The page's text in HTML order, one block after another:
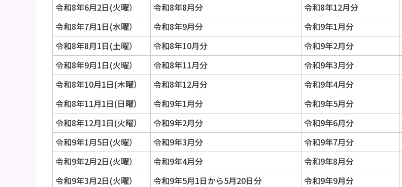
令和8年6月2日(火曜）
令和8年8月分 令和8年12月分
令和8年7月1日(水曜）
令和8年9月分 令和9年1月分
令和8年8月1日(土曜）
令和8年10月分 令和9年2月分
令和8年9月1日(火曜）
令和8年11月分 令和9年3月分
令和8年10月1日(木曜）
令和8年12月分 令和9年4月分
令和8年11月1日(日曜）
令和9年1月分 令和9年5月分
令和8年12月1日(火曜）
令和9年2月分 令和9年6月分
令和9年1月5日(火曜）
令和9年3月分 令和9年7月分
令和9年2月2日(火曜）
令和9年4月分 令和9年8月分
令和9年3月2日(火曜）
令和9年5月1日から5月20日分 令和9年9月分